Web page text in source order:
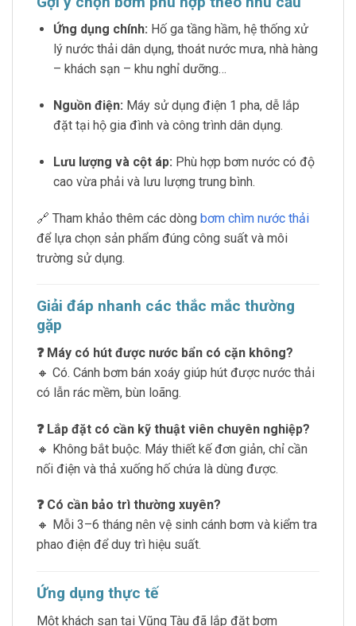
Ứng dụng chính: Hố ga tầng hầm, hệ thống xử
lý nước thải dân dụng, thoát nước mưa, nhà hàng
– khách sạn – khu nghỉ dưỡng…
Nguồn điện: Máy sử dụng điện 1 pha, dễ lắp
đặt tại hộ gia đình và công trình dân dụng.
Lưu lượng và cột áp: Phù hợp bơm nước có độ
cao vừa phải và lưu lượng trung bình.
🔗 Tham khảo thêm các dòng bơm chìm nước thải
để lựa chọn sản phẩm đúng công suất và môi
trường sử dụng.
Giải đáp nhanh các thắc mắc thường
gặp
❓ Máy có hút được nước bẩn có cặn không?
🔸 Có. Cánh bơm bán xoáy giúp hút được nước thải
có lẫn rác mềm, bùn loãng.
❓ Lắp đặt có cần kỹ thuật viên chuyên nghiệp?
🔸 Không bắt buộc. Máy thiết kế đơn giản, chỉ cần
nối điện và thả xuống hố chứa là dùng được.
❓ Có cần bảo trì thường xuyên?
🔸 Mỗi 3–6 tháng nên vệ sinh cánh bơm và kiểm tra
phao điện để duy trì hiệu suất.
Ứng dụng thực tế
Một khách sạn tại Vũng Tàu đã lắp đặt bơm